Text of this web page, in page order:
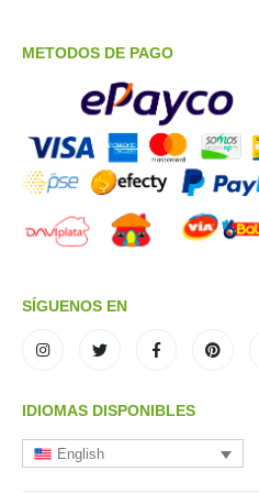
METODOS DE PAGO
SÍGUENOS EN
IDIOMAS DISPONIBLES
English